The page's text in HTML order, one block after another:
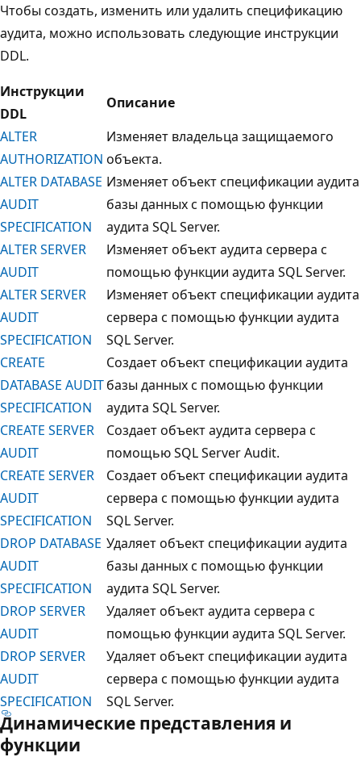
Чтобы создать, изменить или удалить спецификацию
аудита, можно использовать следующие инструкции
DDL.
Инструкции
DDL
Описание
ALTER
AUTHORIZATION
Изменяет владельца защищаемого
объекта.
ALTER DATABASE
AUDIT
SPECIFICATION
Изменяет объект спецификации аудита
базы данных с помощью функции
аудита SQL Server.
ALTER SERVER
AUDIT
Изменяет объект аудита сервера с
помощью функции аудита SQL Server.
ALTER SERVER
AUDIT
SPECIFICATION
Изменяет объект спецификации аудита
сервера с помощью функции аудита
SQL Server.
CREATE
DATABASE AUDIT
SPECIFICATION
Создает объект спецификации аудита
базы данных с помощью функции
аудита SQL Server.
CREATE SERVER
AUDIT
Создает объект аудита сервера с
помощью SQL Server Audit.
CREATE SERVER
AUDIT
SPECIFICATION
Создает объект спецификации аудита
сервера с помощью функции аудита
SQL Server.
DROP DATABASE
AUDIT
SPECIFICATION
Удаляет объект спецификации аудита
базы данных с помощью функции
аудита SQL Server.
DROP SERVER
AUDIT
Удаляет объект аудита сервера с
помощью функции аудита SQL Server.
DROP SERVER
AUDIT
SPECIFICATION
Удаляет объект спецификации аудита
сервера с помощью функции аудита
SQL Server.
Динамические представления и
функции